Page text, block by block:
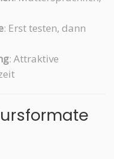
: Erst testen, dann
: Attraktive